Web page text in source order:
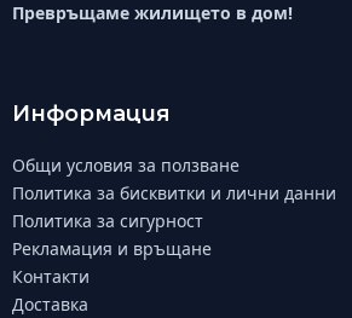
Превръщаме жилището в дом!
Информация
Общи условия за ползване
Политика за бисквитки и лични данни
Политика за сигурност
Рекламация и връщане
Контакти
Доставка